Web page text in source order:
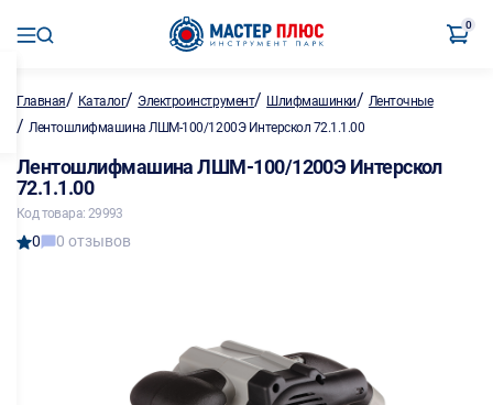
0
Главная/ Каталог/ Электроинструмент/ Шлифмашинки/ Ленточные
/ Лентошлифмашина ЛШМ-100/1200Э Интерскол 72.1.1.00
Лентошлифмашина ЛШМ-100/1200Э Интерскол
72.1.1.00
Код товара: 29993
0 0 отзывов